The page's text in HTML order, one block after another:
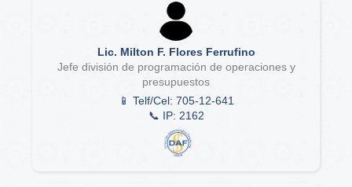
Lic. Milton F. Flores Ferrufino
Jefe división de programación de operaciones y
presupuestos
📱 Telf/Cel: 705-12-641
📞 IP: 2162